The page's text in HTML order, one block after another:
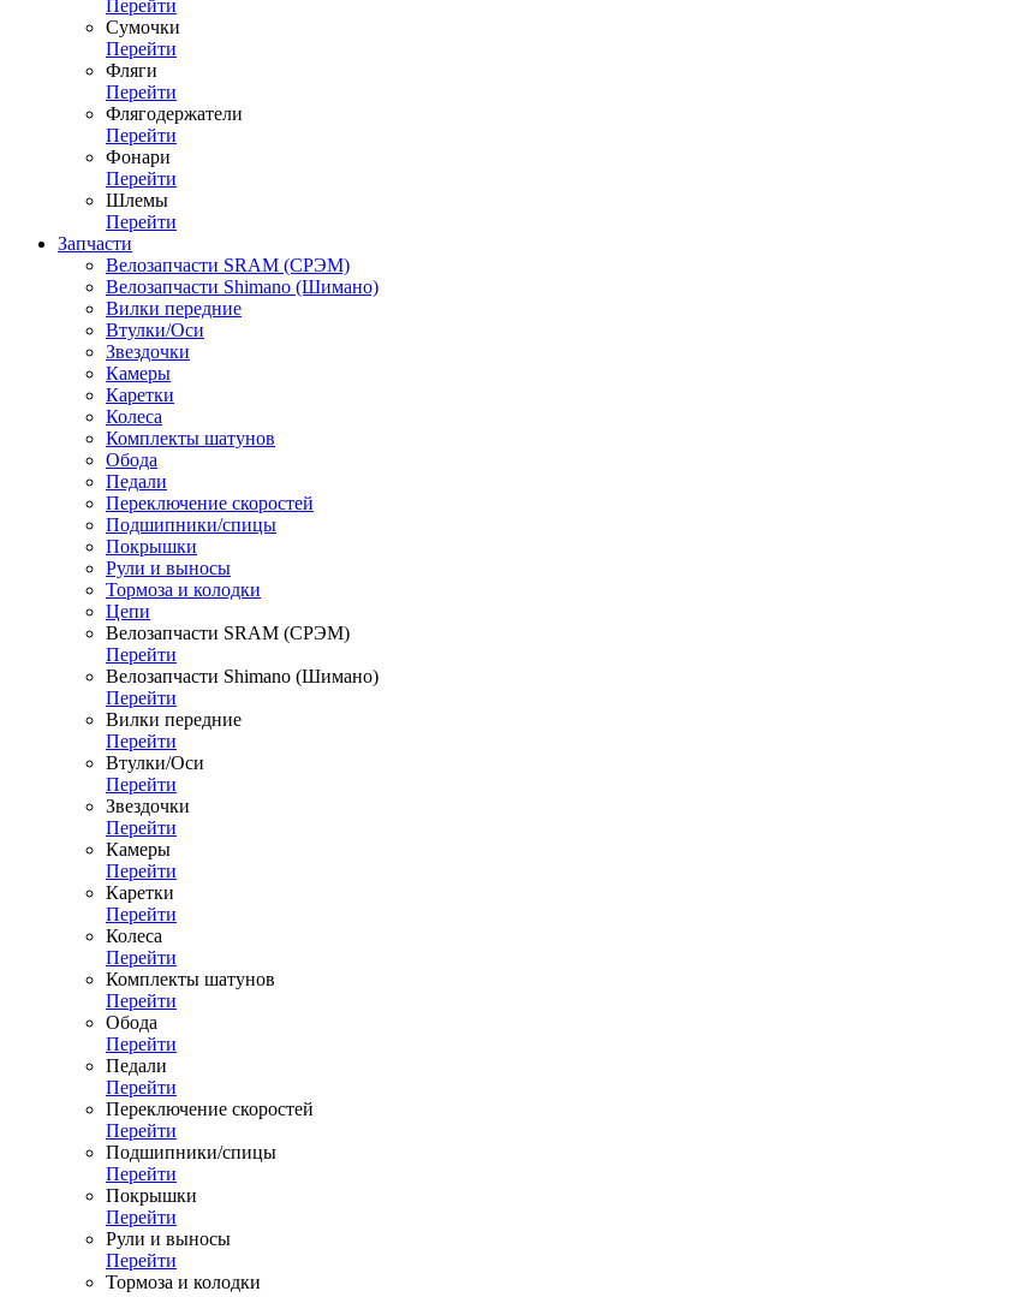
Перейти
Сумочки
Перейти
Фляги
Перейти
Флягодержатели
Перейти
Фонари
Перейти
Шлемы
Перейти
Запчасти
Велозапчасти SRAM (СРЭМ)
Велозапчасти Shimano (Шимано)
Вилки передние
Втулки/Оси
Звездочки
Камеры
Каретки
Колеса
Комплекты шатунов
Обода
Педали
Переключение скоростей
Подшипники/спицы
Покрышки
Рули и выносы
Тормоза и колодки
Цепи
Велозапчасти SRAM (СРЭМ)
Перейти
Велозапчасти Shimano (Шимано)
Перейти
Вилки передние
Перейти
Втулки/Оси
Перейти
Звездочки
Перейти
Камеры
Перейти
Каретки
Перейти
Колеса
Перейти
Комплекты шатунов
Перейти
Обода
Перейти
Педали
Перейти
Переключение скоростей
Перейти
Подшипники/спицы
Перейти
Покрышки
Перейти
Рули и выносы
Перейти
Тормоза и колодки